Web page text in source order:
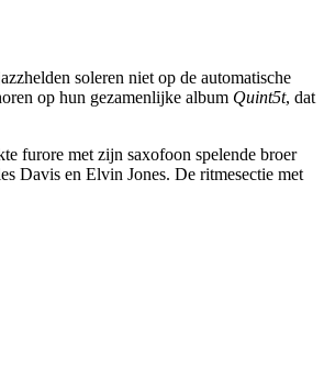
soleren niet op de automatische
op hun gezamenlijke album Quint5t, dat
furore met zijn saxofoon spelende broer
Davis en Elvin Jones. De ritmesectie met